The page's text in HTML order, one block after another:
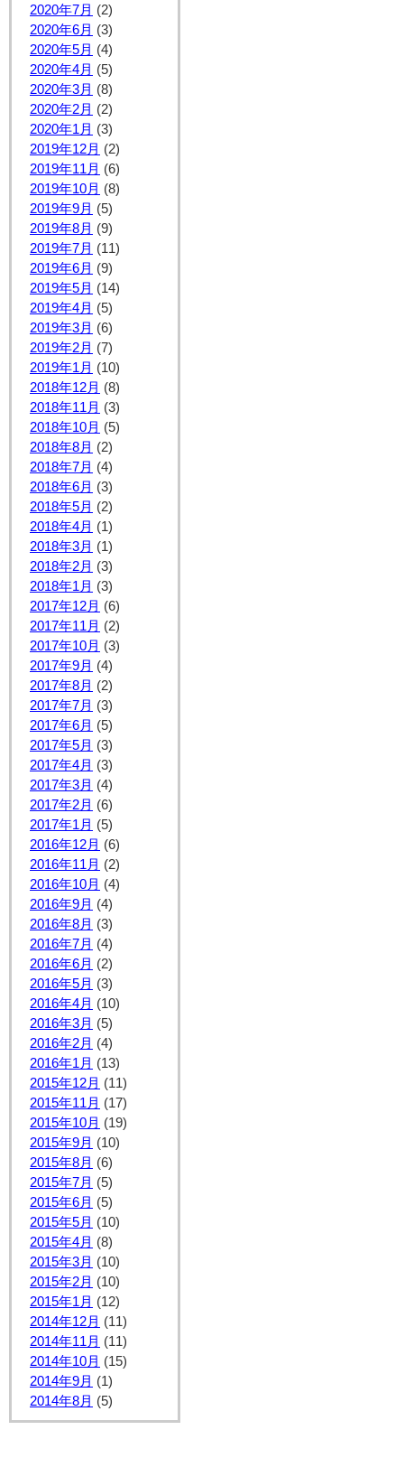
2020年7月 (2)
2020年6月 (3)
2020年5月 (4)
2020年4月 (5)
2020年3月 (8)
2020年2月 (2)
2020年1月 (3)
2019年12月 (2)
2019年11月 (6)
2019年10月 (8)
2019年9月 (5)
2019年8月 (9)
2019年7月 (11)
2019年6月 (9)
2019年5月 (14)
2019年4月 (5)
2019年3月 (6)
2019年2月 (7)
2019年1月 (10)
2018年12月 (8)
2018年11月 (3)
2018年10月 (5)
2018年8月 (2)
2018年7月 (4)
2018年6月 (3)
2018年5月 (2)
2018年4月 (1)
2018年3月 (1)
2018年2月 (3)
2018年1月 (3)
2017年12月 (6)
2017年11月 (2)
2017年10月 (3)
2017年9月 (4)
2017年8月 (2)
2017年7月 (3)
2017年6月 (5)
2017年5月 (3)
2017年4月 (3)
2017年3月 (4)
2017年2月 (6)
2017年1月 (5)
2016年12月 (6)
2016年11月 (2)
2016年10月 (4)
2016年9月 (4)
2016年8月 (3)
2016年7月 (4)
2016年6月 (2)
2016年5月 (3)
2016年4月 (10)
2016年3月 (5)
2016年2月 (4)
2016年1月 (13)
2015年12月 (11)
2015年11月 (17)
2015年10月 (19)
2015年9月 (10)
2015年8月 (6)
2015年7月 (5)
2015年6月 (5)
2015年5月 (10)
2015年4月 (8)
2015年3月 (10)
2015年2月 (10)
2015年1月 (12)
2014年12月 (11)
2014年11月 (11)
2014年10月 (15)
2014年9月 (1)
2014年8月 (5)